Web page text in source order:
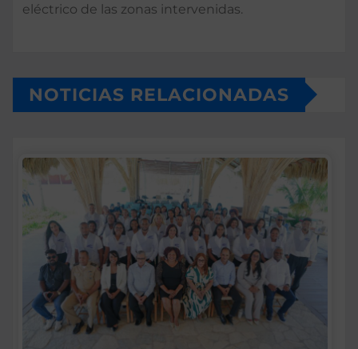
eléctrico de las zonas intervenidas.
NOTICIAS RELACIONADAS